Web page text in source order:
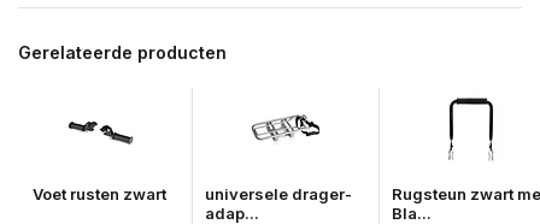
Gerelateerde producten
Voet rusten zwart
universele drager-
adap...
Rugsteun zwart
Bla...